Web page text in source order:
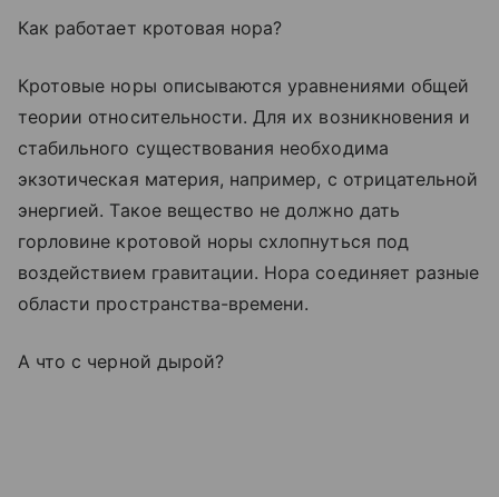
Как работает кротовая нора?
Кротовые норы описываются уравнениями общей
теории относительности. Для их возникновения и
стабильного существования необходима
экзотическая материя, например, с отрицательной
энергией. Такое вещество не должно дать
горловине кротовой норы схлопнуться под
воздействием гравитации. Нора соединяет разные
области пространства-времени.
А что с черной дырой?